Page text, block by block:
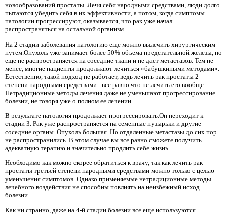
новообразований простаты. Лечя себя народными средствами, люди долго
пытаются убедить себя в их эффективности, а потом, когда симптомы
патологии прогрессируют, оказывается, что рак уже начал
распространяться на остальной организм.
На 2 стадии заболевания патологию еще можно вылечить хирургическим
путем.Опухоль уже занимает более 50% объема предстательной железы, но
еще не распространяется на соседние ткани и не дает метастазов. Тем не
менее, многие пациенты продолжают лечиться «бабушкиными методами».
Естественно, такой подход не работает, ведь лечить рак простаты 2
степени народными средствами - все равно что не лечить его вообще.
Нетрадиционные методы лечения даже не уменьшают прогрессирование
болезни, не говоря уже о полном ее лечении.
В результате патология продолжает прогрессировать.Он переходит к
стадии 3. Рак уже распространяется на семенные пузырьки и другие
соседние органы. Опухоль большая. Но отдаленные метастазы до сих пор
не распространились. В этом случае вы все равно сможете получить
адекватную терапию и значительно продлить себе жизнь.
Необходимо как можно скорее обратиться к врачу, так как лечить рак
простаты третьей степени народными средствами можно только с целью
уменьшения симптомов. Однако применяемые нетрадиционные методы
лечебного воздействия не способны повлиять на неизбежный исход
болезни.
Как ни странно, даже на 4-й стадии болезни все еще используются